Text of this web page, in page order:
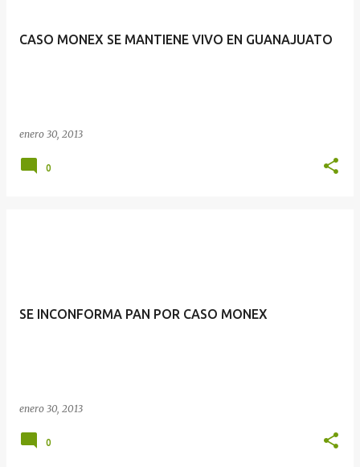
CASO MONEX SE MANTIENE VIVO EN GUANAJUATO
enero 30, 2013
0
SE INCONFORMA PAN POR CASO MONEX
enero 30, 2013
0